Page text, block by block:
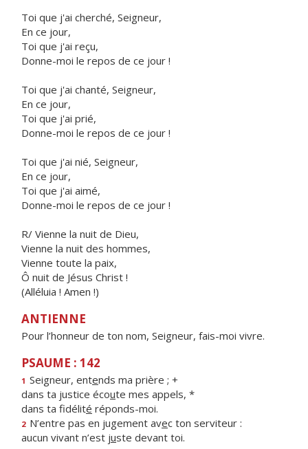
Toi que j'ai cherché, Seigneur,
En ce jour,
Toi que j'ai reçu,
Donne-moi le repos de ce jour !
Toi que j'ai chanté, Seigneur,
En ce jour,
Toi que j'ai prié,
Donne-moi le repos de ce jour !
Toi que j'ai nié, Seigneur,
En ce jour,
Toi que j'ai aimé,
Donne-moi le repos de ce jour !
R/ Vienne la nuit de Dieu,
Vienne la nuit des hommes,
Vienne toute la paix,
Ô nuit de Jésus Christ !
(Alléluia ! Amen !)
ANTIENNE
Pour l’honneur de ton nom, Seigneur, fais-moi vivre.
PSAUME : 142
1 Seigneur, entends ma prière ; +
dans ta justice écoute mes appels, *
dans ta fidélité réponds-moi.
2 N’entre pas en jugement avec ton serviteur :
aucun vivant n’est juste devant toi.